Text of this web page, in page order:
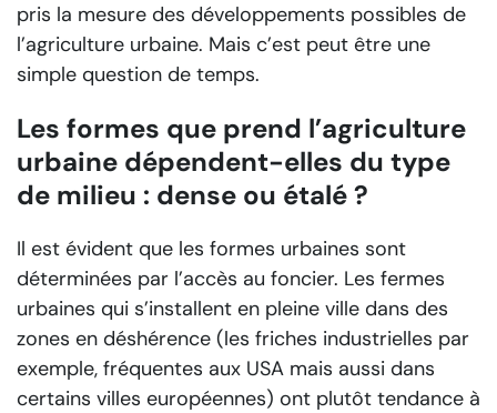
pris la mesure des développements possibles de
l’agriculture urbaine. Mais c’est peut être une
simple question de temps.
Les formes que prend l’agriculture
urbaine dépendent-elles du type
de milieu : dense ou étalé ?
Il est évident que les formes urbaines sont
déterminées par l’accès au foncier. Les fermes
urbaines qui s’installent en pleine ville dans des
zones en déshérence (les friches industrielles par
exemple, fréquentes aux USA mais aussi dans
certains villes européennes) ont plutôt tendance à